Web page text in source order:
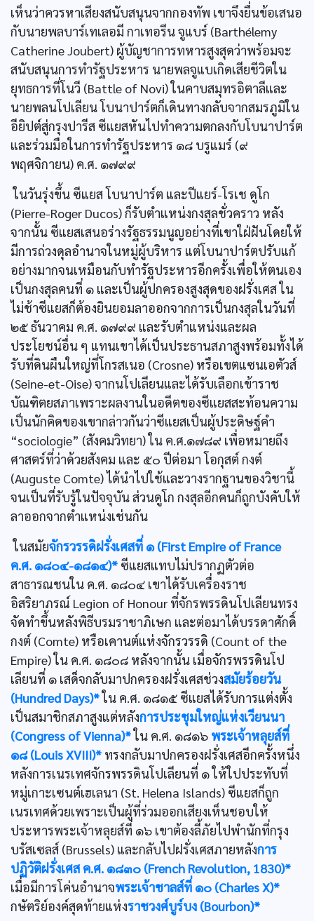
เห็นว่าควรหาเสียงสนับสนุนจากกองทัพ เขาจึงยื่นข้อเสนอ
กับนายพลบาร์เทเลอมี กาเทอรีน จูแบร์ (Barthélemy
Catherine Joubert) ผู้บัญชาการทหารสูงสุดว่าพร้อมจะ
สนับสนุนการทำรัฐประหาร นายพลจูแบเกิดเสียชีวิตใน
ยุทธการที่โนวี (Battle of Novi) ในคาบสมุทรอิตาลีและ
นายพลนโปเลียน โบนาปาร์ตก็เดินทางกลับจากสมรภูมิใน
อียิปต์สู่กรุงปารีส ซีแยสหันไปทำความตกลงกับโบนาปาร์ต
และร่วมมือในการทำรัฐประหาร ๑๘ บรูแมร์ (๙
พฤศจิกายน) ค.ศ. ๑๗๙๙
ในวันรุ่งขึ้น ซีแยส โบนาปาร์ต และปีแยร์-โรเช ดูโก
(Pierre-Roger Ducos) ก็รับตำแหน่งกงสุลชั่วคราว หลัง
จากนั้น ซีแยสเสนอร่างรัฐธรรมนูญอย่างที่เขาใฝ่ฝันโดยให้
มีการถ่วงดุลอำนาจในหมู่ผู้บริหาร แต่โบนาปาร์ตปรับแก้
อย่างมากจนเหมือนกับทำรัฐประหารอีกครั้งเพื่อให้ตนเอง
เป็นกงสุลคนที่ ๑ และเป็นผู้ปกครองสูงสุดของฝรั่งเศส ใน
ไม่ช้าซีแยสก็ต้องยินยอมลาออกจากการเป็นกงสุลในวันที่
๒๕ ธันวาคม ค.ศ. ๑๗๙๙ และรับตำแหน่งและผล
ประโยชน์อื่น ๆ แทนเขาได้เป็นประธานสภาสูงพร้อมทั้งได้
รับที่ดินผืนใหญ่ที่โกรสเนอ (Crosne) หรือเขตแซนเอตัวส์
(Seine-et-Oise) จากนโปเลียนและได้รับเลือกเข้าราช
บัณฑิตยสภาเพราะผลงานในอดีตของซีแยสสะท้อนความ
เป็นนักคิดของเขากล่าวกันว่าซีแยสเป็นผู้ประดิษฐ์คำ
“sociologie” (สังคมวิทยา) ใน ค.ศ.๑๗๘๙ เพื่อหมายถึง
ศาสตร์ที่ว่าด้วยสังคม และ ๕๐ ปีต่อมา โอกุสต์ กงต์
(Auguste Comte) ได้นำไปใช้และวางรากฐานของวิชานี้
จนเป็นที่รับรู้ในปัจจุบัน ส่วนดูโก กงสุลอีกคนก็ถูกบังคับให้
ลาออกจากตำแหน่งเช่นกัน
ในสมัยจักรวรรดิฝรั่งเศสที่ ๑ (First Empire of France
ค.ศ. ๑๘๐๔-๑๘๑๔)* ซีแยสแทบไม่ปรากฏตัวต่อ
สาธารณชนใน ค.ศ. ๑๘๐๔ เขาได้รับเครื่องราช
อิสริยาภรณ์ Legion of Honour ที่จักรพรรดินโปเลียนทรง
จัดทำขึ้นหลังพิธีบรมราชาภิเษก และต่อมาได้บรรดาศักดิ์
กงต์ (Comte) หรือเคานต์แห่งจักรวรรดิ (Count of the
Empire) ใน ค.ศ. ๑๘๐๘ หลังจากนั้น เมื่อจักรพรรดินโป
เลียนที่ ๑ เสด็จกลับมาปกครองฝรั่งเศสช่วงสมัยร้อยวัน
(Hundred Days)*ใน ค.ศ. ๑๘๑๕ ซีแยสได้รับการแต่งตั้ง
เป็นสมาชิกสภาสูงแต่หลังการประชุมใหญ่แห่งเวียนนา
(Congress of Vienna)*ใน ค.ศ. ๑๘๑๖ พระเจ้าหลุยส์ที่
๑๘ (Louis XVIII)* ทรงกลับมาปกครองฝรั่งเศสอีกครั้งหนึ่ง
หลังการเนรเทศจักรพรรดินโปเลียนที่ ๑ ให้ใปประทับที่
หมู่เกาะเซนต์เฮเลนา (St. Helena Islands) ซีแยสก็ถูก
เนรเทศด้วยเพราะเป็นผู้ที่ร่วมออกเสียงเห็นชอบให้
ประหารพระเจ้าหลุยส์ที่ ๑๖ เขาต้องลี้ภัยไปพำนักที่กรุง
บรัสเซลส์ (Brussels) และกลับไปฝรั่งเศสภายหลังการ
ปฏิวัติฝรั่งเศส ค.ศ. ๑๘๓๐ (French Revolution, 1830)*
เมื่อมีการโค่นอำนาจพระเจ้าชาลส์ที่ ๑๐ (Charles X)*
กษัตริย์องค์สุดท้ายแห่งราชวงศ์บูร์บง (Bourbon)*